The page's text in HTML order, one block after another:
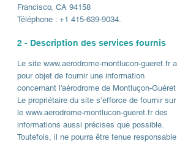
Francisco, CA 94158
Téléphone : +1 415-639-9034.
2 - Description des services fournis
Le site www.aerodrome-montlucon-gueret.fra
pour objet de fournir une information
concernant l'aérodrome de Montluçon-Guéret
Le propriétaire du site s’efforce de fournir sur
le www.aerodrome-montlucon-gueret.frdes
informations aussi précises que possible.
Toutefois, il ne pourra être tenue responsable